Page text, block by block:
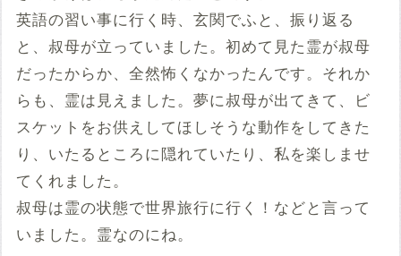
英語の習い事に行く時、玄関でふと、振り返る
と、叔母が立っていました。初めて見た霊が叔母
だったからか、全然怖くなかったんです。それか
らも、霊は見えました。夢に叔母が出てきて、ビ
スケットをお供えしてほしそうな動作をしてきた
り、いたるところに隠れていたり、私を楽しませ
てくれました。
叔母は霊の状態で世界旅行に行く！などと言って
いました。霊なのにね。